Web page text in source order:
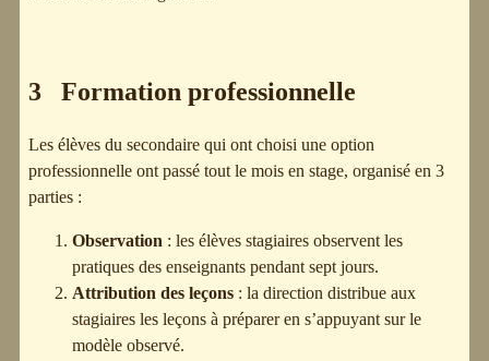
3 Formation professionnelle
Les élèves du secondaire qui ont choisi une option
professionnelle ont passé tout le mois en stage, organisé en 3
parties :
Observation : les élèves stagiaires observent les
pratiques des enseignants pendant sept jours.
Attribution des leçons : la direction distribue aux
stagiaires les leçons à préparer en s’appuyant sur le
modèle observé.